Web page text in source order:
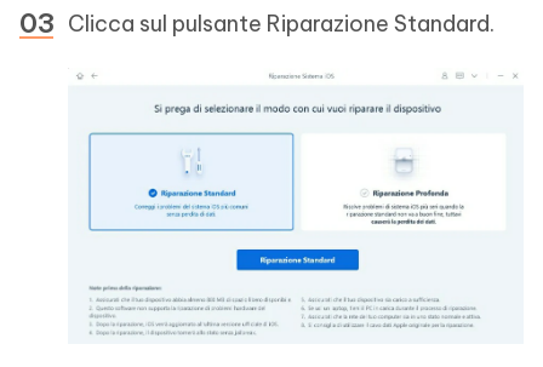
Clicca sul pulsante Riparazione Standard.